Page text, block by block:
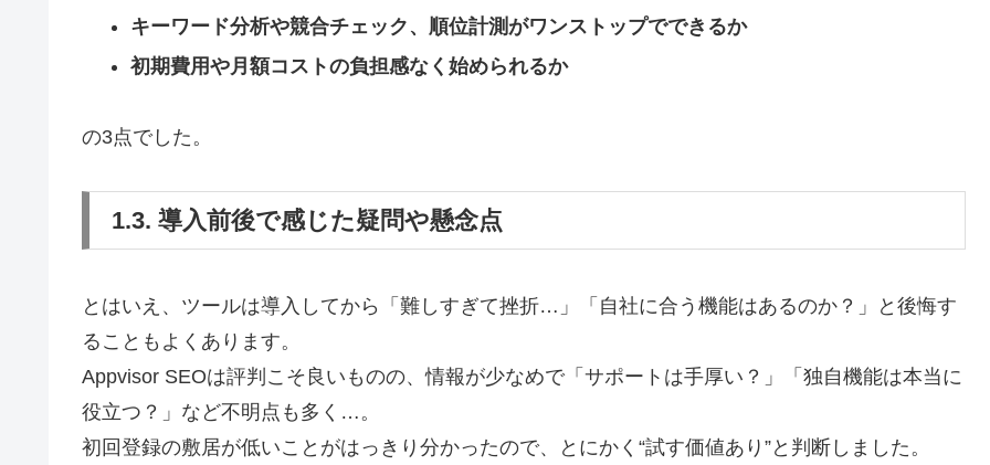
キーワード分析や競合チェック、順位計測がワンストップでできるか
初期費用や月額コストの負担感なく始められるか
の3点でした。
1.3. 導入前後で感じた疑問や懸念点
とはいえ、ツールは導入してから「難しすぎて挫折…」「自社に合う機能はあるのか？」と後悔す
ることもよくあります。
Appvisor SEOは評判こそ良いものの、情報が少なめで「サポートは手厚い？」「独自機能は本当に
役立つ？」など不明点も多く…。
初回登録の敷居が低いことがはっきり分かったので、とにかく“試す価値あり”と判断しました。